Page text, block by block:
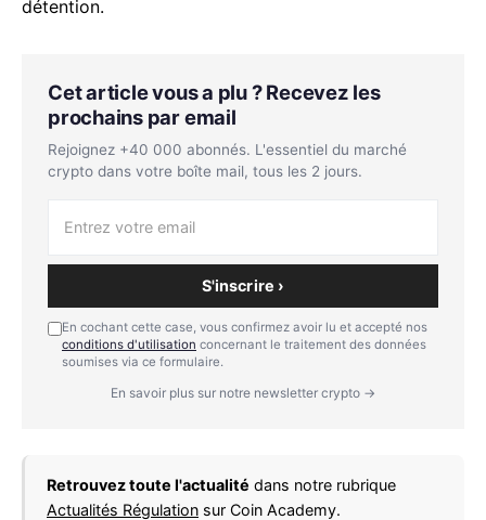
détention.
Cet article vous a plu ? Recevez les
prochains par email
Rejoignez +40 000 abonnés. L'essentiel du marché
crypto dans votre boîte mail, tous les 2 jours.
S'inscrire ›
En cochant cette case, vous confirmez avoir lu et accepté nos
conditions d'utilisation concernant le traitement des données
soumises via ce formulaire.
En savoir plus sur notre newsletter crypto →
Retrouvez toute l'actualité dans notre rubrique
Actualités Régulation sur Coin Academy.